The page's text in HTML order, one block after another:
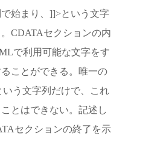
始まり、]]>という文字
CDATAセクションの内
で利用可能な文字をす
ことができる。唯一の
いう文字列だけで、これ
とはできない。記述し
セクションの終了を示